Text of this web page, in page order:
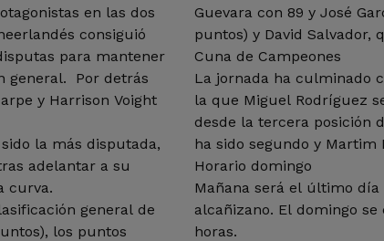
en las dos
consiguió
para mantener
general. Por detrás
y Harrison Voight
la más disputada,
adelantar a su
curva.
general de
los puntos
Guevara con 89 y José
puntos) y David Salvador,
Cuna de Campeones
La jornada ha culminado
la que Miguel Rodríguez
desde la tercera posición
ha sido segundo y
Horario domingo
Mañana será el último
alcañizano. El domingo
horas.